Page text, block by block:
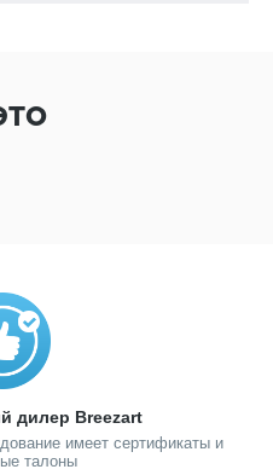
дилер Breezart
имеет сертификаты и
талоны